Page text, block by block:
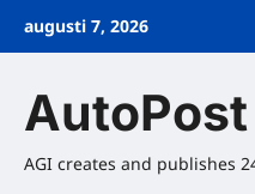
augusti 7, 2026
AutoPost
AGI creates and publishes